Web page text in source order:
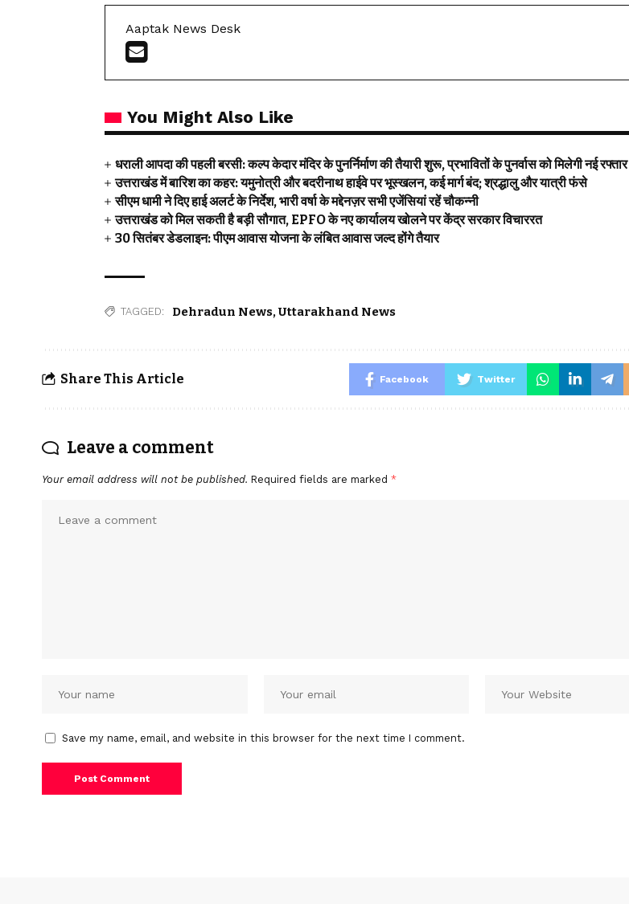
Aaptak News Desk
You Might Also Like
धराली आपदा की पहली बरसी: कल्प केदार मंदिर के पुनर्निर्माण की तैयारी शुरू, प्रभावितों के पुनर्वास को मिलेगी नई रफ्तार
उत्तराखंड में बारिश का कहर: यमुनोत्री और बदरीनाथ हाईवे पर भूस्खलन, कई मार्ग बंद; श्रद्धालु और यात्री फंसे
सीएम धामी ने दिए हाई अलर्ट के निर्देश, भारी वर्षा के मद्देनज़र सभी एजेंसियां रहें चौकन्नी
उत्तराखंड को मिल सकती है बड़ी सौगात, EPFO के नए कार्यालय खोलने पर केंद्र सरकार विचाररत
30 सितंबर डेडलाइन: पीएम आवास योजना के लंबित आवास जल्द होंगे तैयार
TAGGED: Dehradun News,Uttarakhand News
Share This Article Facebook Twitter
Leave a comment
Your email address will not be published. Required fields are marked *
Save my name, email, and website in this browser for the next time I comment.